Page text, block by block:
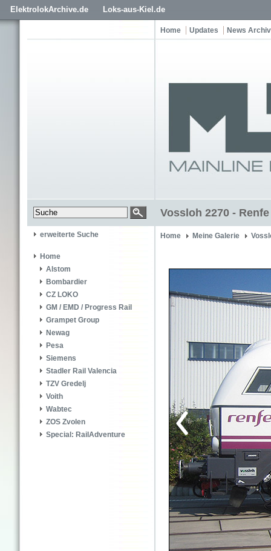
ElektrolokArchive.de Loks-aus-Kiel.de
Home Updates News Archiv
Vossloh 2270 -
erweiterte Suche
Home
Alstom
Bombardier
CZ LOKO
GM / EMD / Progress Rail
Grampet Group
Newag
Pesa
Siemens
Stadler Rail Valencia
TZV Gredelj
Voith
Wabtec
ZOS Zvolen
Special: RailAdventure
Home Meine Galerie